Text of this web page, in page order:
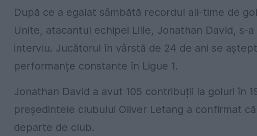
După ce a egalat sâmbătă recordul all-time de
Unite, atacantul echipei Lille, Jonathan David, s-
interviu. Jucătorul în vârstă de 24 de ani se
performanțe constante în Ligue 1.
Jonathan David a avut 105 contribuții la goluri în
președintele clubului Oliver Letang a confirmat
departe de club.